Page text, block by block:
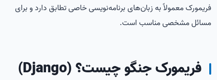
فریمورک معمولاً به زبان‌های برنامه‌نویسی خاصی تطابق دارد و برای
مسائل مشخصی مناسب است.
فریمورک جنگو چیست؟ (Django)